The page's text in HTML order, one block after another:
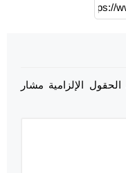
الحقول الإلزامية مشار